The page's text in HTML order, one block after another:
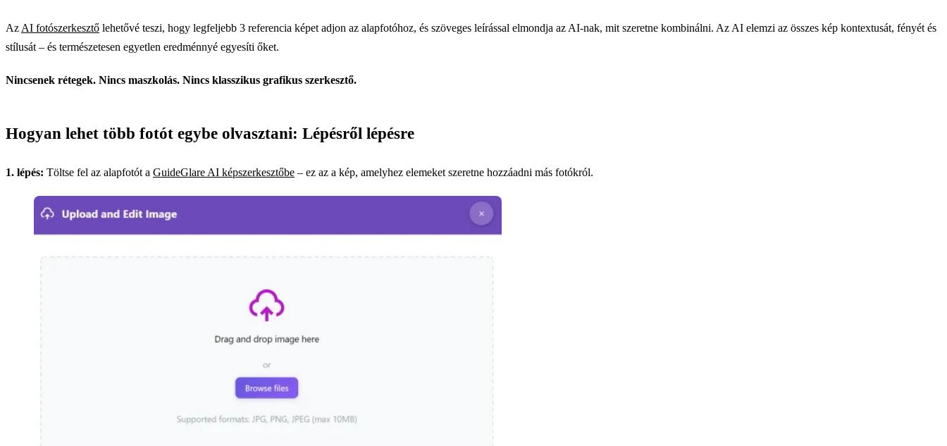
Az AI fotószerkesztő lehetővé teszi, hogy legfeljebb 3 referencia képet adjon az alapfotóhoz, és szöveges leírással elmondja az AI-nak, mit szeretne kombinálni. Az AI elemzi az összes kép kontextusát, fényét és
stílusát – és természetesen egyetlen eredménnyé egyesíti őket.
Nincsenek rétegek. Nincs maszkolás. Nincs klasszikus grafikus szerkesztő.
Hogyan lehet több fotót egybe olvasztani: Lépésről lépésre
1. lépés: Töltse fel az alapfotót a GuideGlare AI képszerkesztőbe – ez az a kép, amelyhez elemeket szeretne hozzáadni más fotókról.